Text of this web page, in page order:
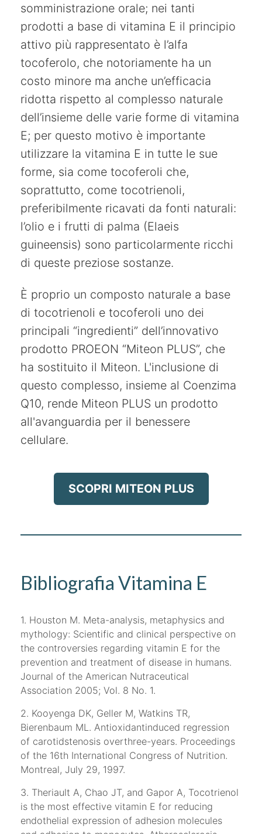
somministrazione orale; nei tanti
prodotti a base di vitamina E il principio
attivo più rappresentato è l’alfa
tocoferolo, che notoriamente ha un
costo minore ma anche un’efficacia
ridotta rispetto al complesso naturale
dell’insieme delle varie forme di vitamina
E; per questo motivo è importante
utilizzare la vitamina E in tutte le sue
forme, sia come tocoferoli che,
soprattutto, come tocotrienoli,
preferibilmente ricavati da fonti naturali:
l’olio e i frutti di palma (Elaeis
guineensis) sono particolarmente ricchi
di queste preziose sostanze.
È proprio un composto naturale a base
di tocotrienoli e tocoferoli uno dei
principali “ingredienti” dell’innovativo
prodotto PROEON “Miteon PLUS”, che
ha sostituito il Miteon. L'inclusione di
questo complesso, insieme al Coenzima
Q10, rende Miteon PLUS un prodotto
all'avanguardia per il benessere
cellulare.
SCOPRI MITEON PLUS
Bibliografia Vitamina E
1. Houston M. Meta-analysis, metaphysics and
mythology: Scientific and clinical perspective on
the controversies regarding vitamin E for the
prevention and treatment of disease in humans.
Journal of the American Nutraceutical
Association 2005; Vol. 8 No. 1.
2. Kooyenga DK, Geller M, Watkins TR,
Bierenbaum ML. Antioxidantinduced regression
of carotidstenosis overthree-years. Proceedings
of the 16th International Congress of Nutrition.
Montreal, July 29, 1997.
3. Theriault A, Chao JT, and Gapor A, Tocotrienol
is the most effective vitamin E for reducing
endothelial expression of adhesion molecules